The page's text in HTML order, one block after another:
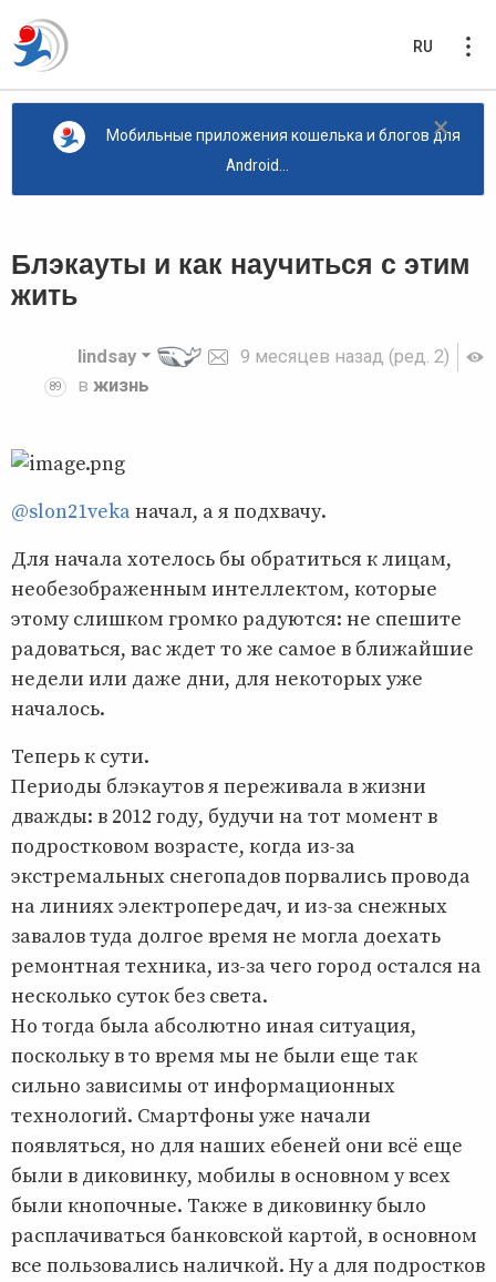
RU
×
Мобильные приложения кошелька и блогов для
Android...
Блэкауты и как научиться с этим
жить
9 месяцев назад (ред. 2)
89
lindsay
в жизнь
@slon21vekaначал, а я подхвачу.
Для начала хотелось бы обратиться к лицам,
необезображенным интеллектом, которые
этому слишком громко радуются: не спешите
радоваться, вас ждет то же самое в ближайшие
недели или даже дни, для некоторых уже
началось.
Теперь к сути.
Периоды блэкаутов я переживала в жизни
дважды: в 2012 году, будучи на тот момент в
подростковом возрасте, когда из-за
экстремальных снегопадов порвались провода
на линиях электропередач, и из-за снежных
завалов туда долгое время не могла доехать
ремонтная техника, из-за чего город остался на
несколько суток без света.
Но тогда была абсолютно иная ситуация,
поскольку в то время мы не были еще так
сильно зависимы от информационных
технологий. Смартфоны уже начали
появляться, но для наших ебеней они всё еще
были в диковинку, мобилы в основном у всех
были кнопочные. Также в диковинку было
расплачиваться банковской картой, в основном
все пользовались наличкой. Ну а для подростков